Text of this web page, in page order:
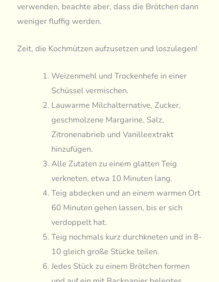
verwenden, beachte aber, dass die Brötchen dann
weniger fluffig werden.
Zeit, die Kochmützen aufzusetzen und loszulegen!
Weizenmehl und Trockenhefe in einer
Schüssel vermischen.
Lauwarme Milchalternative, Zucker,
geschmolzene Margarine, Salz,
Zitronenabrieb und Vanilleextrakt
hinzufügen.
Alle Zutaten zu einem glatten Teig
verkneten, etwa 10 Minuten lang.
Teig abdecken und an einem warmen Ort
60 Minuten gehen lassen, bis er sich
verdoppelt hat.
Teig nochmals kurz durchkneten und in 8-
10 gleich große Stücke teilen.
Jedes Stück zu einem Brötchen formen